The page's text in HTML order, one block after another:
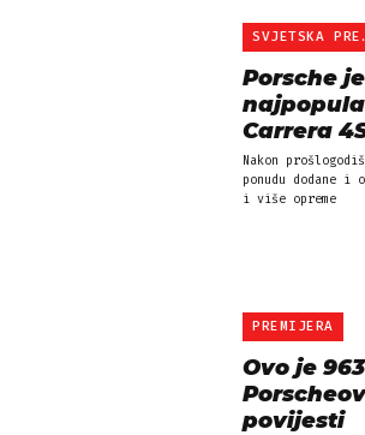
Porsche
Carrera
Nakon
ponudu dodane i
i više opreme
PREMIJERA
Ovo je
povijesti